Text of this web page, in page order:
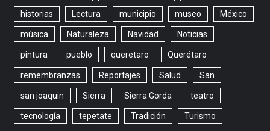
historias Lectura municipio museo México
música Naturaleza Navidad Noticias
pintura pueblo queretaro Querétaro
remembranzas Reportajes Salud San
san joaquin Sierra Sierra Gorda teatro
tecnología tepetate Tradición Turismo